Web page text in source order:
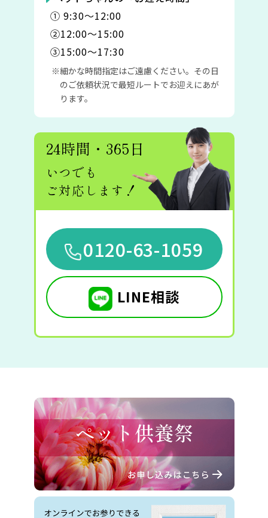
① 9:30〜12:00
②12:00〜15:00
③15:00〜17:30
細かな時間指定はご遠慮ください。その日
のご依頼状況で最短ルートでお迎えにあが
ります。
24時間・365日
いつでも
ご対応します！
0120-63-1059
LINE相談